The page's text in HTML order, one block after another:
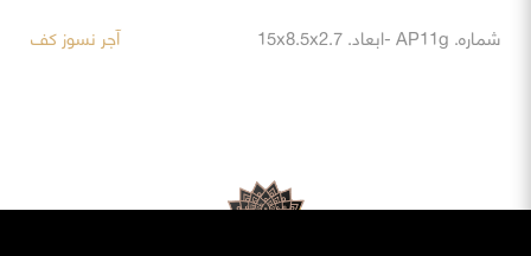
شماره. AP11g -ابعاد. 15x8.5x2.7 آجر نسوز کف